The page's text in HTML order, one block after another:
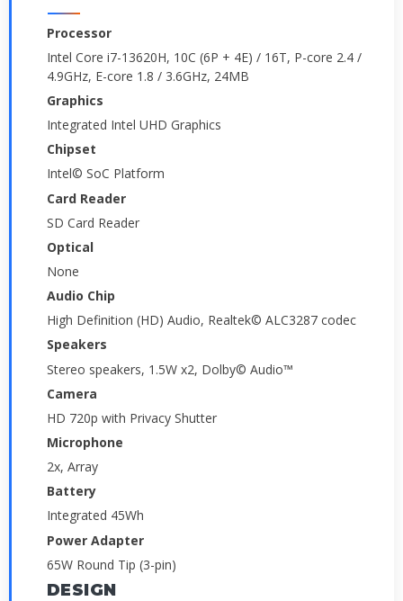
Processor
Intel Core i7-13620H, 10C (6P + 4E) / 16T, P-core 2.4 /
4.9GHz, E-core 1.8 / 3.6GHz, 24MB
Graphics
Integrated Intel UHD Graphics
Chipset
Intel© SoC Platform
Card Reader
SD Card Reader
Optical
None
Audio Chip
High Definition (HD) Audio, Realtek© ALC3287 codec
Speakers
Stereo speakers, 1.5W x2, Dolby© Audio™
Camera
HD 720p with Privacy Shutter
Microphone
2x, Array
Battery
Integrated 45Wh
Power Adapter
65W Round Tip (3-pin)
DESIGN